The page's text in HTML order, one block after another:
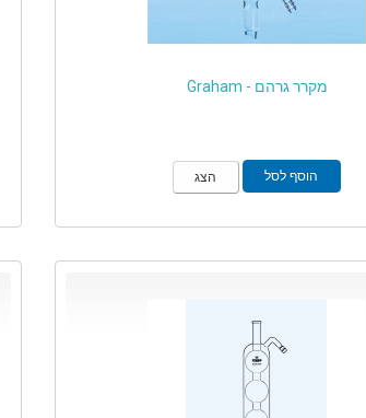
מקרר גרהם - Graham
הוסף לסל הצג